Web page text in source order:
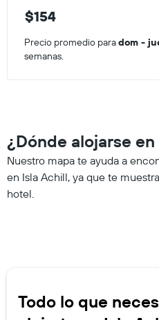
$154
Precio promedio paradom -
semanas.
¿Dónde alojarse
Nuestro mapa te ayuda a
en Isla Achill, ya que te
hotel.
Todo lo que